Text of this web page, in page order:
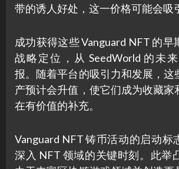
带的诱人好处，这一价格可能会吸
成功获得这些 Vanguard NFT 的
战略定位，从 SeedWorld 的未
报。随着平台的吸引力和发展，这
产预计会升值，使它们成为收藏家
在有价值的补充。
Vanguard NFT 铸币活动的启动标
深入 NFT 领域的关键时刻。此举